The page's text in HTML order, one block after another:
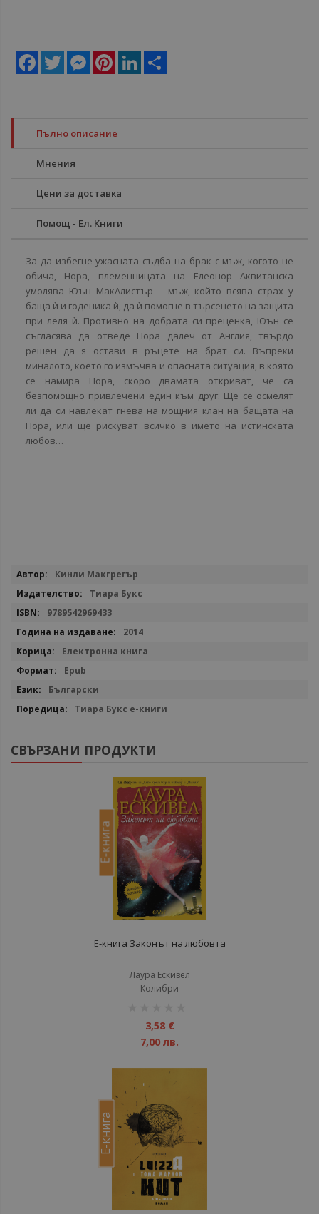
Facebook
Twitter MessengerPinterestLinkedIn
Пълно описание
Мнения
Цени за доставка
Помощ - Ел. Книги
За да избегне ужасната съдба на брак с мъж, когото не
обича, Нора, племенницата на Елеонор Аквитанска
умолява Юън МакАлистър – мъж, който всява страх у
баща ѝ и годеника ѝ, да ѝ помогне в търсенето на защита
при леля ѝ. Противно на добрата си преценка, Юън се
съгласява да отведе Нора далеч от Англия, твърдо
решен да я остави в ръцете на брат си. Въпреки
миналото, което го измъчва и опасната ситуация, в която
се намира Нора, скоро двамата откриват, че са
безпомощно привлечени един към друг. Ще се осмелят
ли да си навлекат гнева на мощния клан на бащата на
Нора, или ще рискуват всичко в името на истинската
любов…
Повече
Кинли Макгрегър
Тиара Букс
9789542969433
2014
Електронна книга
Epub
Български
Тиара Букс е-книги
СВЪРЗАНИ ПРОДУКТИ
Е-книга
Е-книга Законът на любовта
Лаура Ескивел
Колибри
3,58 €
7,00 лв.
Е-книга